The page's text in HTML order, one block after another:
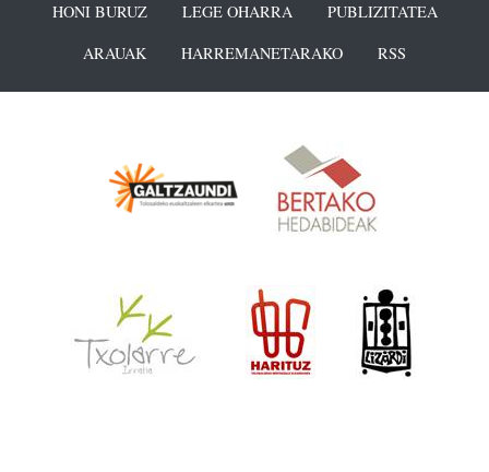
HONI BURUZ LEGE OHARRA
PUBLIZITATEA
ARAUAK
HARREMANETARAKO RSS